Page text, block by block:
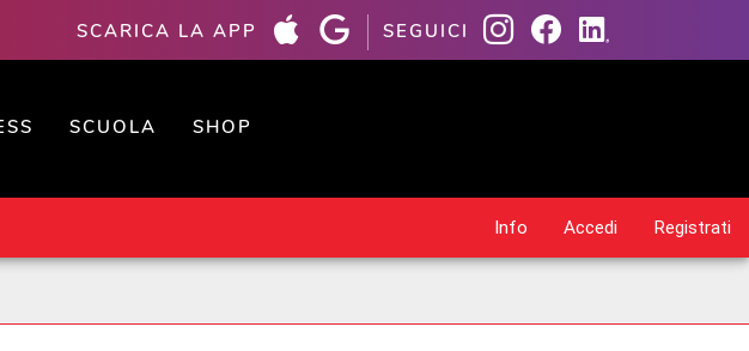
SCARICA LA APP SEGUICI
SCUOLA SHOP